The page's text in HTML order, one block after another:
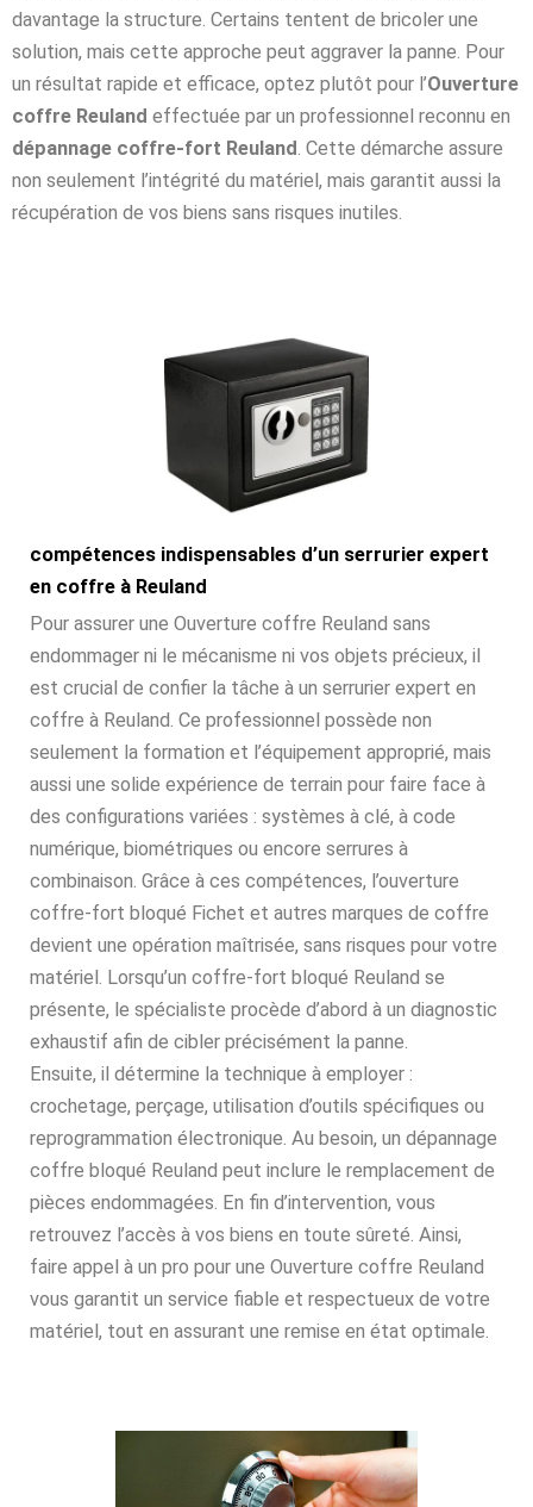
davantage la structure. Certains tentent de bricoler une
solution, mais cette approche peut aggraver la panne. Pour
un résultat rapide et efficace, optez plutôt pour l’Ouverture
coffre Reuland effectuée par un professionnel reconnu en
dépannage coffre-fort Reuland. Cette démarche assure
non seulement l’intégrité du matériel, mais garantit aussi la
récupération de vos biens sans risques inutiles.
compétences indispensables d’un serrurier expert
en coffre à Reuland
Pour assurer une Ouverture coffre Reuland sans
endommager ni le mécanisme ni vos objets précieux, il
est crucial de confier la tâche à un serrurier expert en
coffre à Reuland. Ce professionnel possède non
seulement la formation et l’équipement approprié, mais
aussi une solide expérience de terrain pour faire face à
des configurations variées : systèmes à clé, à code
numérique, biométriques ou encore serrures à
combinaison. Grâce à ces compétences, l’ouverture
coffre-fort bloqué Fichet et autres marques de coffre
devient une opération maîtrisée, sans risques pour votre
matériel. Lorsqu’un coffre-fort bloqué Reuland se
présente, le spécialiste procède d’abord à un diagnostic
exhaustif afin de cibler précisément la panne.
Ensuite, il détermine la technique à employer :
crochetage, perçage, utilisation d’outils spécifiques ou
reprogrammation électronique. Au besoin, un dépannage
coffre bloqué Reuland peut inclure le remplacement de
pièces endommagées. En fin d’intervention, vous
retrouvez l’accès à vos biens en toute sûreté. Ainsi,
faire appel à un pro pour une Ouverture coffre Reuland
vous garantit un service fiable et respectueux de votre
matériel, tout en assurant une remise en état optimale.